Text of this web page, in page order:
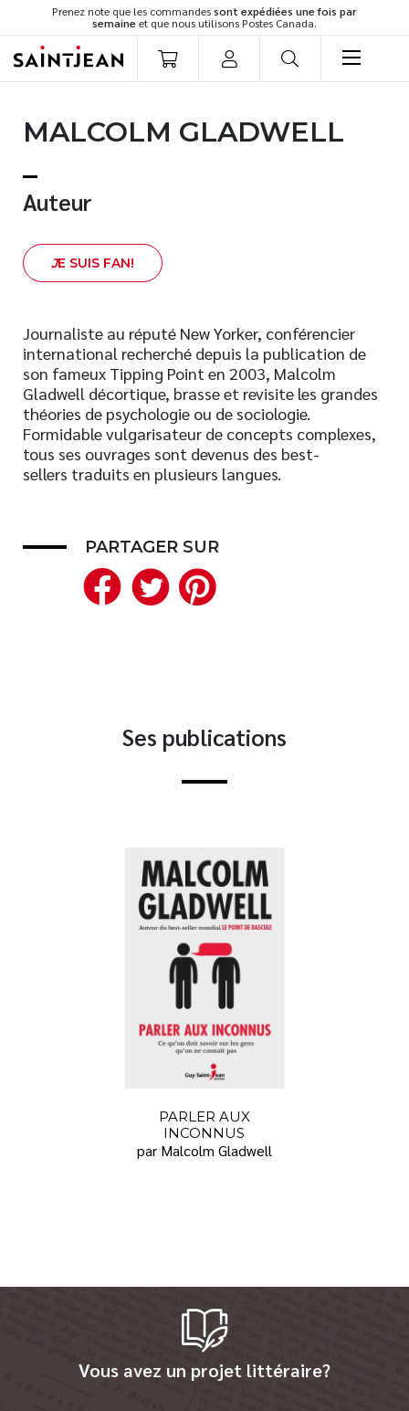
Prenez note que les commandessont expédiées une fois par
semaine et que nous utilisons Postes Canada.
Romans
Développement personnel
Spiritualité
Famille
Témoignages
Vie pratique
Finances
Nouveautés
Numérique
Page vedette
AUTEURS
MALCOLM GLADWELL
Auteur
JE SUIS FAN!
Journaliste au réputé New Yorker, conférencier
international recherché depuis la publication de
son fameux Tipping Point en 2003, Malcolm
Gladwell décortique, brasse et revisite les grandes
théories de psychologie ou de sociologie.
Formidable vulgarisateur de concepts complexes,
tous ses ouvrages sont devenus des best-
sellers traduits en plusieurs langues.
PARTAGER SUR
Facebook
Twitter
Ses publications
PARLER AUX
INCONNUS
par Malcolm Gladwell
Vous avez un projet littéraire?